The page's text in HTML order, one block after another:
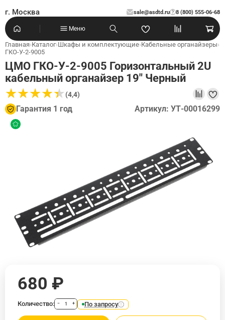
г. Москва sale@asdtd.ru 8 (800) 555-06-68
?
Меню
Главная›Каталог›Шкафы и комплектующие›Кабельные органайзеры›
ГКО-У-2-9005
ЦМО ГКО-У-2-9005 Горизонтальный 2U
кабельный органайзер 19" Черный
★★★★★
★★★★★(4,4)
Гарантия 1 год Артикул: УТ-00016299
680 ₽
Количество: − + По запросу